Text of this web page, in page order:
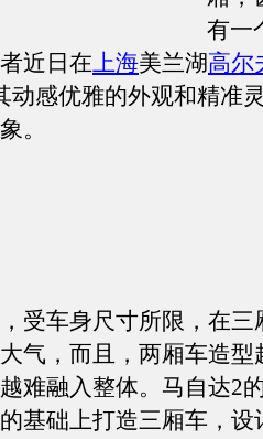
有一
近日在上海美兰湖高尔
动感优雅的外观和精准
。
受车身尺寸所限，在三
气，而且，两厢车造型
难融入整体。马自达2
基础上打造三厢车，设